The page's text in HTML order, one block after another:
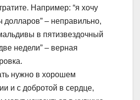
Например: “я хочу
долларов” – неправильно,
в пятизвездочный
недели” – верная
нужно в хорошем
и с добротой в сердце,